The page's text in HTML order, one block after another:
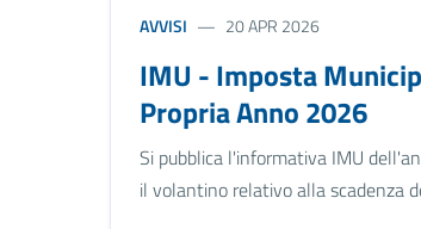
AVVISI 20 APR 2026
IMU - Imposta
Propria Anno 2026
Si pubblica l'informativa IMU
il volantino relativo alla scadenza